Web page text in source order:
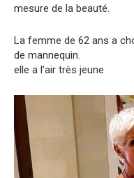
mesure de la beauté.
La femme de 62 ans a
de mannequin.
elle a l’air très jeune